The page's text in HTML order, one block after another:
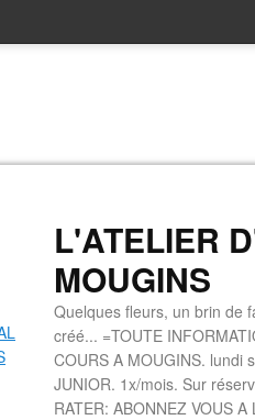
L'ATELIER
MOUGINS
Quelques fleurs, un brin de
créé... =TOUTE
COURS A MOUGINS. lundi
JUNIOR. 1x/mois. Sur
RATER: ABONNEZ VOUS